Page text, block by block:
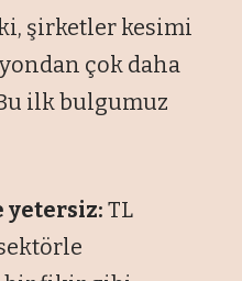
şirketler kesimi
çok daha
ilk bulgumuz
yetersiz: TL